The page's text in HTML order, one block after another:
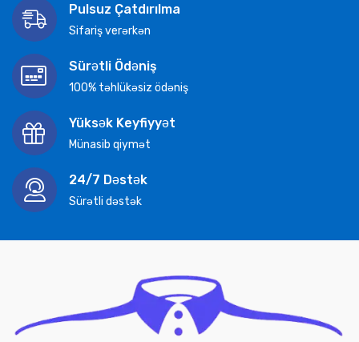
Pulsuz Çatdırılma
Sifariş verərkən
Sürətli Ödəniş
100% təhlükəsiz ödəniş
Yüksək Keyfiyyət
Münasib qiymət
24/7 Dəstək
Sürətli dəstək